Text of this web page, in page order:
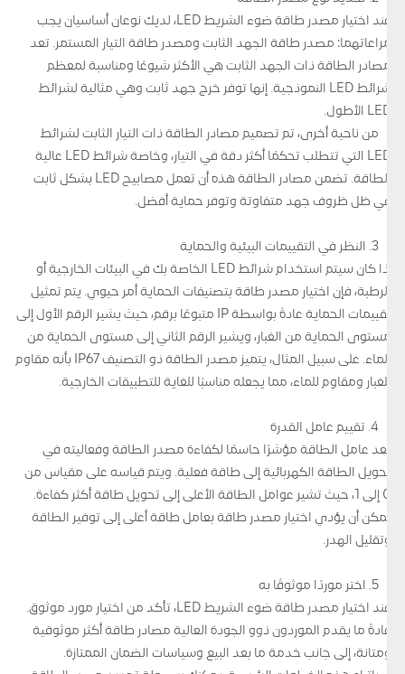
عند اختيار مصدر طاقة ضوء الشريط LED، لديك نوعان أساسيان يجب
مراعاتهما: مصدر طاقة الجهد الثابت ومصدر طاقة التيار المستمر. تعد
مصادر الطاقة ذات الجهد الثابت هي الأكثر شيوعًا ومناسبة لمعظم
شرائط LED النموذجية. إنها توفر خرج جهد ثابت وهي مثالية لشرائط
LED الأطول.
من ناحية أخرى، تم تصميم مصادر الطاقة ذات التيار الثابت لشرائط
LED التي تتطلب تحكمًا أكثر دقة في التيار، وخاصة شرائط LED عالية
الطاقة. تضمن مصادر الطاقة هذه أن تعمل مصابيح LED بشكل ثابت
في ظل ظروف جهد متفاوتة وتوفر حماية أفضل.
إذا كان سيتم استخدام شرائط LED الخاصة بك في البيئات الخارجية أو
الرطبة، فإن اختيار مصدر طاقة بتصنيفات الحماية أمر حيوي. يتم تمثيل
تقييمات الحماية عادةً بواسطة IP متبوعًا برقم، حيث يشير الرقم الأول إلى
مستوى الحماية من الغبار، ويشير الرقم الثاني إلى مستوى الحماية من
الماء. على سبيل المثال، يتميز مصدر الطاقة ذو التصنيف IP67 بأنه مقاوم
للغبار ومقاوم للماء، مما يجعله مناسبًا للغاية للتطبيقات الخارجية.
يعد عامل الطاقة مؤشرًا حاسمًا لكفاءة مصدر الطاقة وفعاليته في
تحويل الطاقة الكهربائية إلى طاقة فعلية. ويتم قياسه على مقياس من
0 إلى 1، حيث تشير عوامل الطاقة الأعلى إلى تحويل طاقة أكثر كفاءة.
يمكن أن يؤدي اختيار مصدر طاقة بعامل طاقة أعلى إلى توفير الطاقة
وتقليل الهدر.
عند اختيار مصدر طاقة ضوء الشريط LED، تأكد من اختيار مورد موثوق.
عادةً ما يقدم الموردون ذوو الجودة العالية مصادر طاقة أكثر موثوقية
ومتانة، إلى جانب خدمة ما بعد البيع وسياسات الضمان الممتازة.